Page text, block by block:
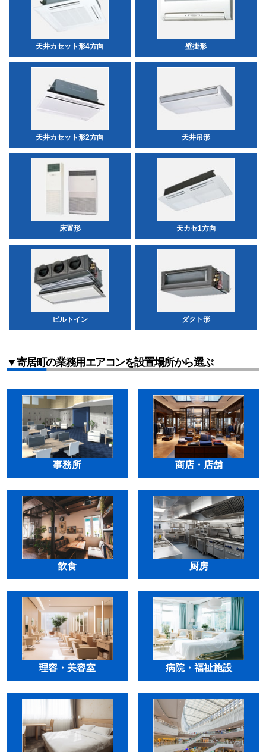
天井カセット形4方向 壁掛形
天井カセット形2方向 天井吊形
床置形 天カセ1方向
ビルトイン ダクト形
▼寄居町の業務用エアコンを設置場所から選ぶ
事務所 商店・店舗
飲食 厨房
理容・美容室 病院・福祉施設